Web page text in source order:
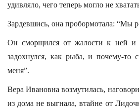
удивляло, чего теперь могло не
Зардевшись, она пробормотала: “Мы
Он сморщился от жалости к ней и
задохнулся, как рыба, и почему-то
меня”.
Вера Ивановна возмутилась,
из дома не выгнала, втайне от